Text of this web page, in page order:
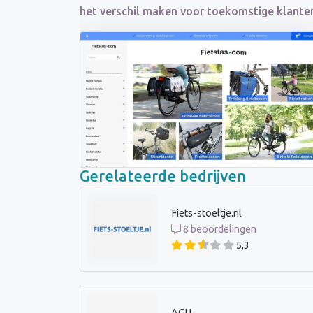
het verschil maken voor toekomstige
Gerelateerde bedrijven
Fiets-stoeltje.nl
8 beoordelingen
5,3